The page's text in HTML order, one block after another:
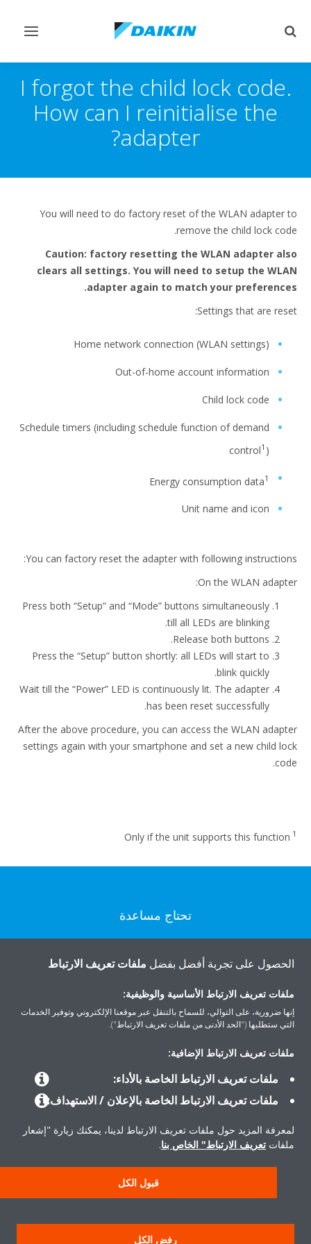
Toggle
Toggle
I forgot the child lock code.
How can I reinitialise the
adapter?
You will need to do factory reset of the WLAN adapter to
remove the child lock code.
Caution: factory resetting the WLAN adapter also
clears all settings. You will need to setup the WLAN
adapter again to match your preferences.
Settings that are reset:
Home network connection (WLAN settings)
Out-of-home account information
Child lock code
Schedule timers (including schedule function of demand
control1 )
Energy consumption data1
Unit name and icon
You can factory reset the adapter with following instructions:
On the WLAN adapter:
Press both “Setup” and “Mode” buttons simultaneously
till all LEDs are blinking.
Release both buttons.
Press the “Setup” button shortly: all LEDs will start to
blink quickly.
Wait till the “Power” LED is continuously lit. The adapter
has been reset successfully.
After the above procedure, you can access the WLAN adapter
settings again with your smartphone and set a new child lock
code.
1
Only if the unit supports this function
تحتاج مساعدة
اتصل بنا
حلول
حول دايكن
حقوق النشر © دايكن
إشعار قانوني
إشعار ملفات تعريف الارتباط
سياسة حماية البيانات
أخلاقيات الشركة
الحصول على تجربة أفضل بفضل ملفات تعريف الارتباط
ملفات تعريف الارتباط الأساسية والوظيفية:
إنها ضرورية، على التوالي، للسماح بالتنقل عبر موقعنا الإلكتروني وتوفير الخدمات
التي ستطلبها ("الحد الأدنى من ملفات تعريف الارتباط").
ملفات تعريف الارتباط الإضافية:
ملفات تعريف الارتباط الخاصة بالأداء:
ملفات تعريف الارتباط الخاصة بالإعلان / الاستهداف:
لمعرفة المزيد حول ملفات تعريف الارتباط لدينا، يمكنك زيارة "إشعار
ملفات تعريف الارتباط" الخاص بنا.
قبول الكل
رفض الكل